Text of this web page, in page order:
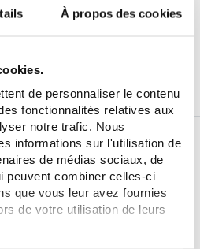
À propos des cookies
de personnaliser le contenu
fonctionnalités relatives aux
notre trafic. Nous
informations sur l'utilisation de
de médias sociaux, de
peuvent combiner celles-ci
que vous leur avez fournies
de votre utilisation de leurs
à la newsletter